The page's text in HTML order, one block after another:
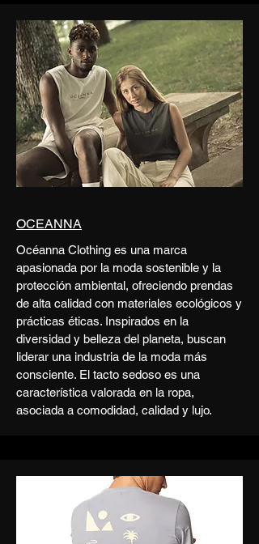
OCEANNA
Océanna Clothing es una marca
apasionada por la moda sostenible y la
protección ambiental, ofreciendo prendas
de alta calidad con materiales ecológicos y
prácticas éticas. Inspirados en la
diversidad y belleza del planeta, buscan
liderar una industria de la moda más
consciente. El tacto sedoso es una
característica valorada en la ropa,
asociada a comodidad, calidad y lujo.